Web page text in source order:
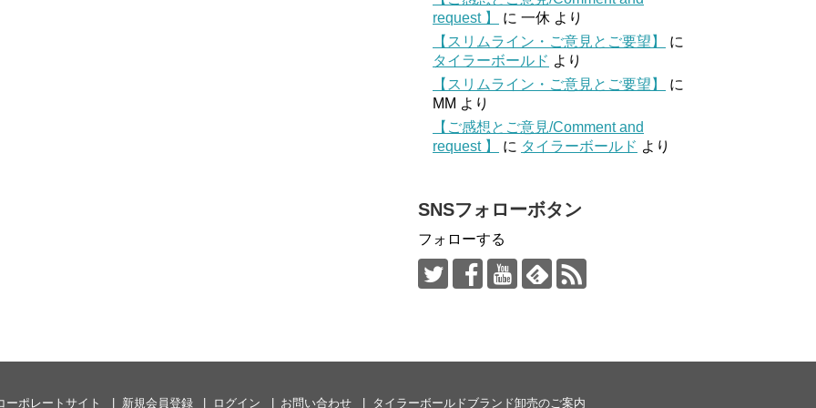
request 】
に 一休 より
【スリムライン・ご意見とご要望】
に
タイラーボールド より
【スリムライン・ご意見とご要望】
に
MM より
【ご感想とご意見/Comment and
request 】
に タイラーボールド より
SNSフォローボタン
フォローする
ーポレートサイト 新規会員登録 ログイン お問い合わせ タイラーボールドブランド卸売のご案内